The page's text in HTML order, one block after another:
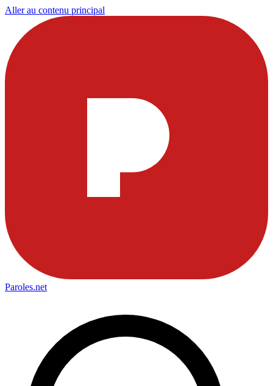
Aller au contenu principal
Paroles.net